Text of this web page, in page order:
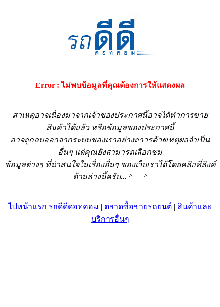
Error : ไม่พบข้อมูลที่คุณต้องการให้แสดงผล
สาเหตุอาจเนื่องมาจากเจ้าของประกาศนี้อาจได้ทำการขาย
สินค้าได้แล้ว หรือข้อมูลของประกาศนี้
อาจถูกลบออกจากระบบของเราอย่างถาวรด้วยเหตุผลจำเป็น
อื่นๆ แต่คุณยังสามารถเลือกชม
ข้อมูลต่างๆ ที่น่าสนใจในเรื่องอื่นๆ ของเว็บเราได้โดยคลิกที่ลิงค์
ด้านล่างนี้ครับ... ^___^
ไปหน้าแรก รถดีดีดอทคอม | ตลาดซื้อขายรถยนต์ | สินค้าและ
บริการอื่นๆ